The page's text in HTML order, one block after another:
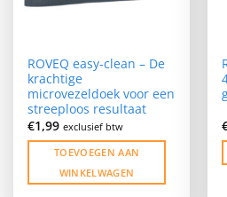
ROVEQ easy-clean – De
krachtige
microvezeldoek voor een
streeploos resultaat
€1,99 exclusief btw
TOEVOEGEN AAN
WINKELWAGEN